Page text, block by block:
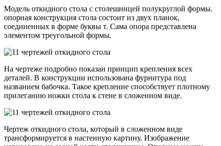
Модель откидного стола с столешницей полукруглой формы.
опорная конструкция стола состоит из двух планок,
соединенных в форме буквы т. Сама опора представлена
элементом треугольной формы.
На чертеже подробно показан принцип крепления всех
деталей. В конструкции использована фурнитура под
названием бабочка. Такое крепление способствует плотному
прилеганию ножки стола к стене в сложенном виде.
Чертеж откидного стола, который в сложенном виде
трансформируется в настенную картину. Изображение